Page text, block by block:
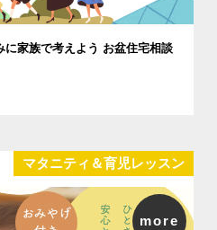
に家族で考えよう お盆住宅相談
マタニティ＆育児レッスン
more